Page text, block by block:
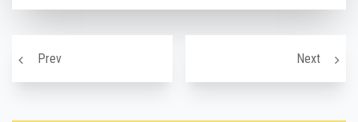
Prev
大人ニキビは乾燥の激しい冬こそ注意！！ Next毛穴